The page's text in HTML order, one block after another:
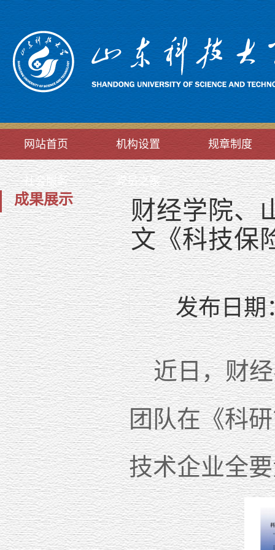
网站首页 机构设置 规章制度
社会服务 党员之家
成果展示
财经学院、
文《科技保
发布日
近日，财
团队在《科
技术企业全